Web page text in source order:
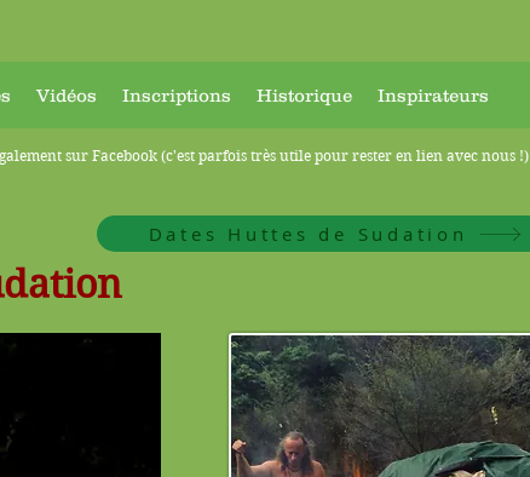
Vidéos Inscriptions Historique Inspirateurs
sur Facebook (c'est parfois très utile pour rester en lien avec nous !)
Dates Huttes de Sudation